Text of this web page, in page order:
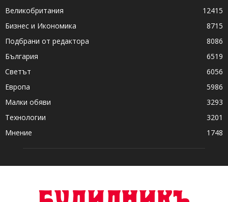
Великобритания
12415
Бизнес и Икономика
8715
Подбрани от редактора
8086
България
6519
Светът
6056
Европа
5986
Малки обяви
3293
Технологии
3201
Мнение
1748